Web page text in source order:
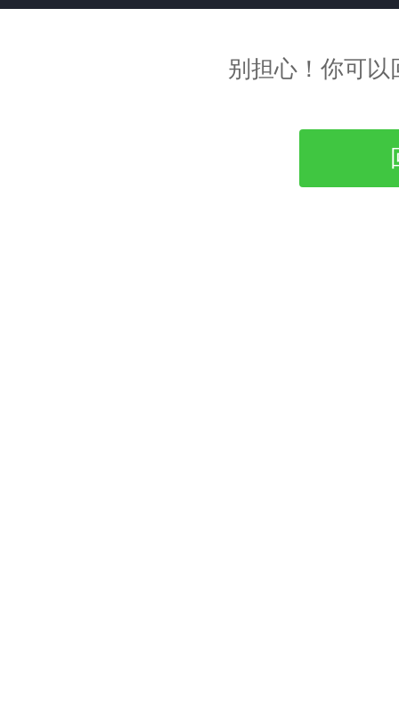
别担心！你可以